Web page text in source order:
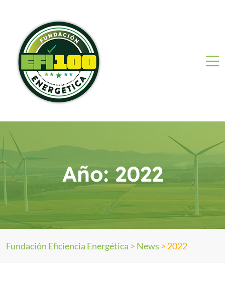
Año:2022
Fundación Eficiencia Energética > News > 2022